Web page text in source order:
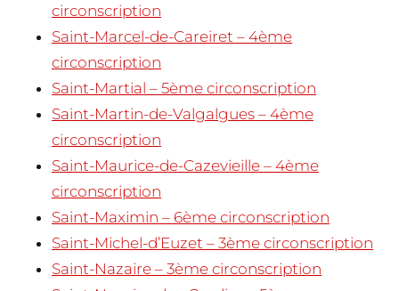
circonscription
Saint-Marcel-de-Careiret – 4ème
circonscription
Saint-Martial – 5ème circonscription
Saint-Martin-de-Valgalgues – 4ème
circonscription
Saint-Maurice-de-Cazevieille – 4ème
circonscription
Saint-Maximin – 6ème circonscription
Saint-Michel-d’Euzet – 3ème circonscription
Saint-Nazaire – 3ème circonscription